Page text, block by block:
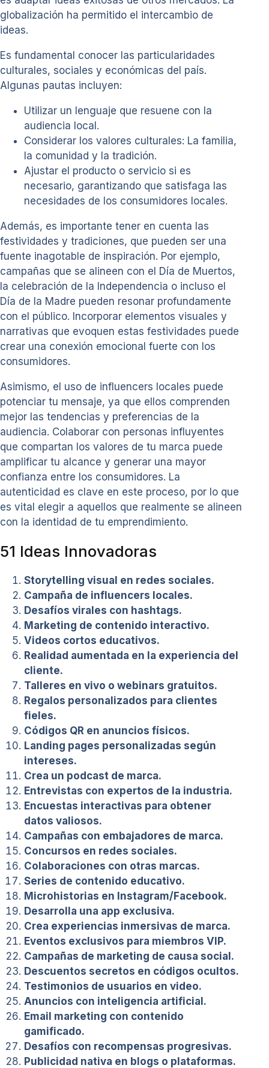
globalización ha permitido el intercambio de
ideas.
Es fundamental conocer las particularidades
culturales, sociales y económicas del país.
Algunas pautas incluyen:
Utilizar un lenguaje que resuene con la
audiencia local.
Considerar los valores culturales: La familia,
la comunidad y la tradición.
Ajustar el producto o servicio si es
necesario, garantizando que satisfaga las
necesidades de los consumidores locales.
Además, es importante tener en cuenta las
festividades y tradiciones, que pueden ser una
fuente inagotable de inspiración. Por ejemplo,
campañas que se alineen con el Día de Muertos,
la celebración de la Independencia o incluso el
Día de la Madre pueden resonar profundamente
con el público. Incorporar elementos visuales y
narrativas que evoquen estas festividades puede
crear una conexión emocional fuerte con los
consumidores.
Asimismo, el uso de influencers locales puede
potenciar tu mensaje, ya que ellos comprenden
mejor las tendencias y preferencias de la
audiencia. Colaborar con personas influyentes
que compartan los valores de tu marca puede
amplificar tu alcance y generar una mayor
confianza entre los consumidores. La
autenticidad es clave en este proceso, por lo que
es vital elegir a aquellos que realmente se alineen
con la identidad de tu emprendimiento.
51 Ideas Innovadoras
Storytelling visual en redes sociales.
Campaña de influencers locales.
Desafíos virales con hashtags.
Marketing de contenido interactivo.
Videos cortos educativos.
Realidad aumentada en la experiencia del
cliente.
Talleres en vivo o webinars gratuitos.
Regalos personalizados para clientes
fieles.
Códigos QR en anuncios físicos.
Landing pages personalizadas según
intereses.
Crea un podcast de marca.
Entrevistas con expertos de la industria.
Encuestas interactivas para obtener
datos valiosos.
Campañas con embajadores de marca.
Concursos en redes sociales.
Colaboraciones con otras marcas.
Series de contenido educativo.
Microhistorias en Instagram/Facebook.
Desarrolla una app exclusiva.
Crea experiencias inmersivas de marca.
Eventos exclusivos para miembros VIP.
Campañas de marketing de causa social.
Descuentos secretos en códigos ocultos.
Testimonios de usuarios en video.
Anuncios con inteligencia artificial.
Email marketing con contenido
gamificado.
Desafíos con recompensas progresivas.
Publicidad nativa en blogs o plataformas.